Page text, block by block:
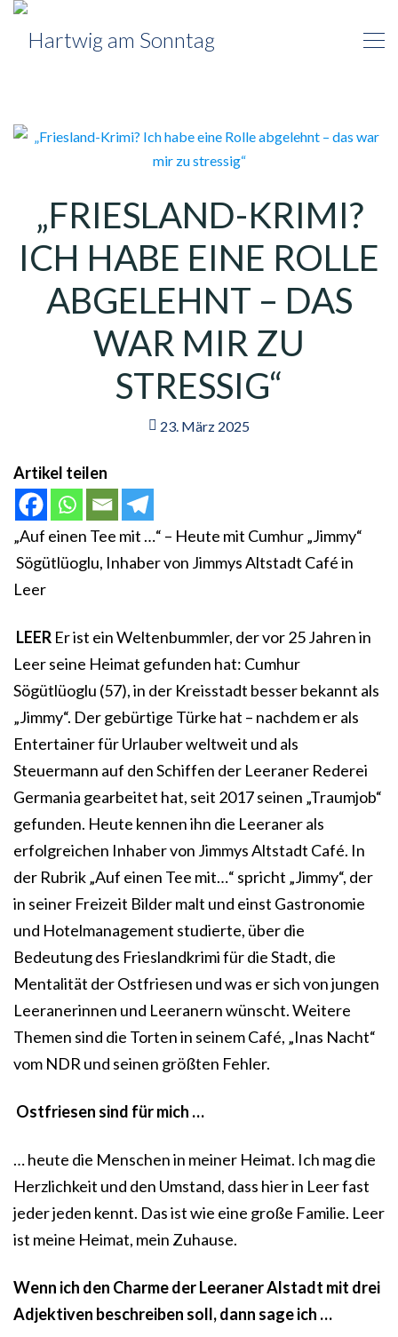
„FRIESLAND-KRIMI?
ICH HABE EINE ROLLE
ABGELEHNT – DAS
WAR MIR ZU
STRESSIG“
23. März 2025
Artikel teilen
„Auf einen Tee mit …“ – Heute mit Cumhur „Jimmy“
Sögütlüoglu, Inhaber von Jimmys Altstadt Café in
Leer
LEER Er ist ein Weltenbummler, der vor 25 Jahren in
Leer seine Heimat gefunden hat: Cumhur
Sögütlüoglu (57), in der Kreisstadt besser bekannt als
„Jimmy“. Der gebürtige Türke hat – nachdem er als
Entertainer für Urlauber weltweit und als
Steuermann auf den Schiffen der Leeraner Rederei
Germania gearbeitet hat, seit 2017 seinen „Traumjob“
gefunden. Heute kennen ihn die Leeraner als
erfolgreichen Inhaber von Jimmys Altstadt Café. In
der Rubrik „Auf einen Tee mit…“ spricht „Jimmy“, der
in seiner Freizeit Bilder malt und einst Gastronomie
und Hotelmanagement studierte, über die
Bedeutung des Frieslandkrimi für die Stadt, die
Mentalität der Ostfriesen und was er sich von jungen
Leeranerinnen und Leeranern wünscht. Weitere
Themen sind die Torten in seinem Café, „Inas Nacht“
vom NDR und seinen größten Fehler.
Ostfriesen sind für mich …
… heute die Menschen in meiner Heimat. Ich mag die
Herzlichkeit und den Umstand, dass hier in Leer fast
jeder jeden kennt. Das ist wie eine große Familie. Leer
ist meine Heimat, mein Zuhause.
Wenn ich den Charme der Leeraner Alstadt mit drei
Adjektiven beschreiben soll, dann sage ich …